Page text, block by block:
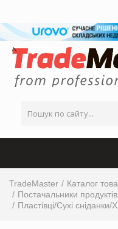
TradeMaster
Каталог
Постачальники
Пластівці/Сухі сніданки/